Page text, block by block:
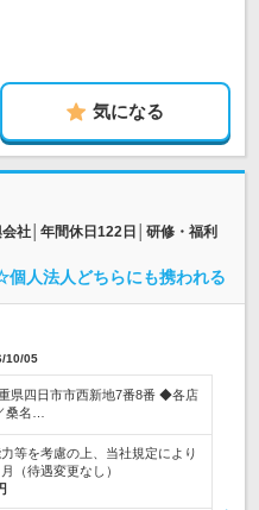
気になる
社│年間休日122日│研修・福利
人法人どちらにも携われる
10/05
県四日市市西新地7番8番 ◆各店
桑名…
等を考慮の上、当社規定により
（待遇変更なし）